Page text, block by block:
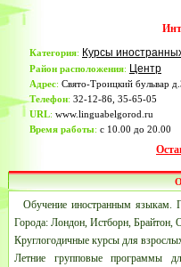
Категория: Курсы
Район расположения: Центр
Адрес: Свято-Троицкий бульвар
Телефон: 32-12-86, 35-65-05
URL: www.linguabelgorod.ru
Время работы: с 10.00 до 20.00
Обучение иностранным языкам.
Города: Лондон, Истборн, Брайтон,
Круглогодичные курсы для
Летние групповые программы